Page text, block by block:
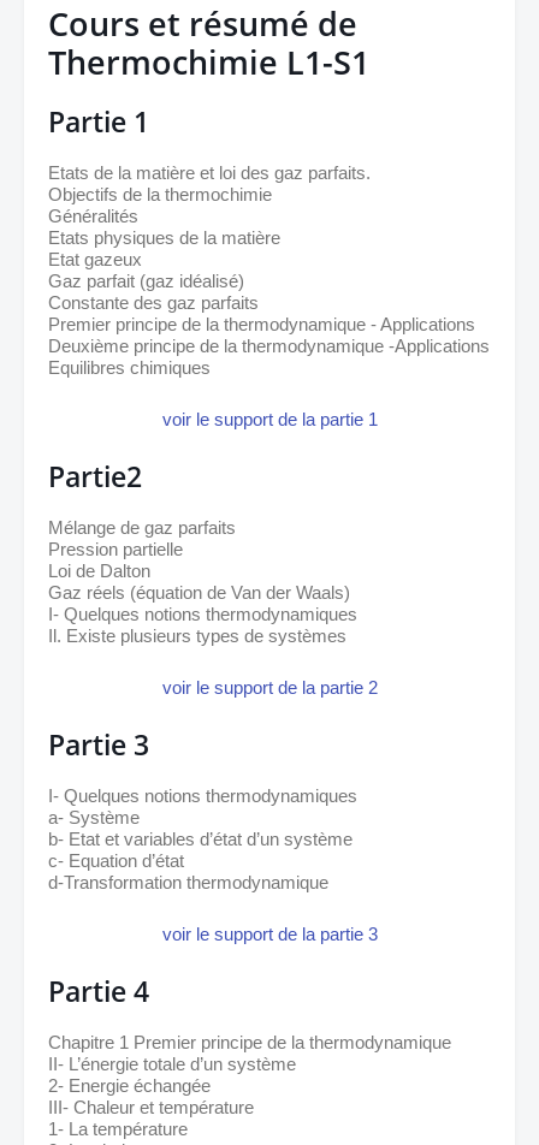
Cours et résumé de
Thermochimie L1-S1
Partie 1
Etats de la matière et loi des gaz parfaits.
Objectifs de la thermochimie
Généralités
Etats physiques de la matière
Etat gazeux
Gaz parfait (gaz idéalisé)
Constante des gaz parfaits
Premier principe de la thermodynamique - Applications
Deuxième principe de la thermodynamique -Applications
Equilibres chimiques
voir le support de la partie 1
Partie2
Mélange de gaz parfaits
Pression partielle
Loi de Dalton
Gaz réels (équation de Van der Waals)
I- Quelques notions thermodynamiques
Il. Existe plusieurs types de systèmes
voir le support de la partie 2
Partie 3
I- Quelques notions thermodynamiques
a- Système
b- Etat et variables d’état d’un système
c- Equation d’état
d-Transformation thermodynamique
voir le support de la partie 3
Partie 4
Chapitre 1 Premier principe de la thermodynamique
II- L’énergie totale d’un système
2- Energie échangée
III- Chaleur et température
1- La température